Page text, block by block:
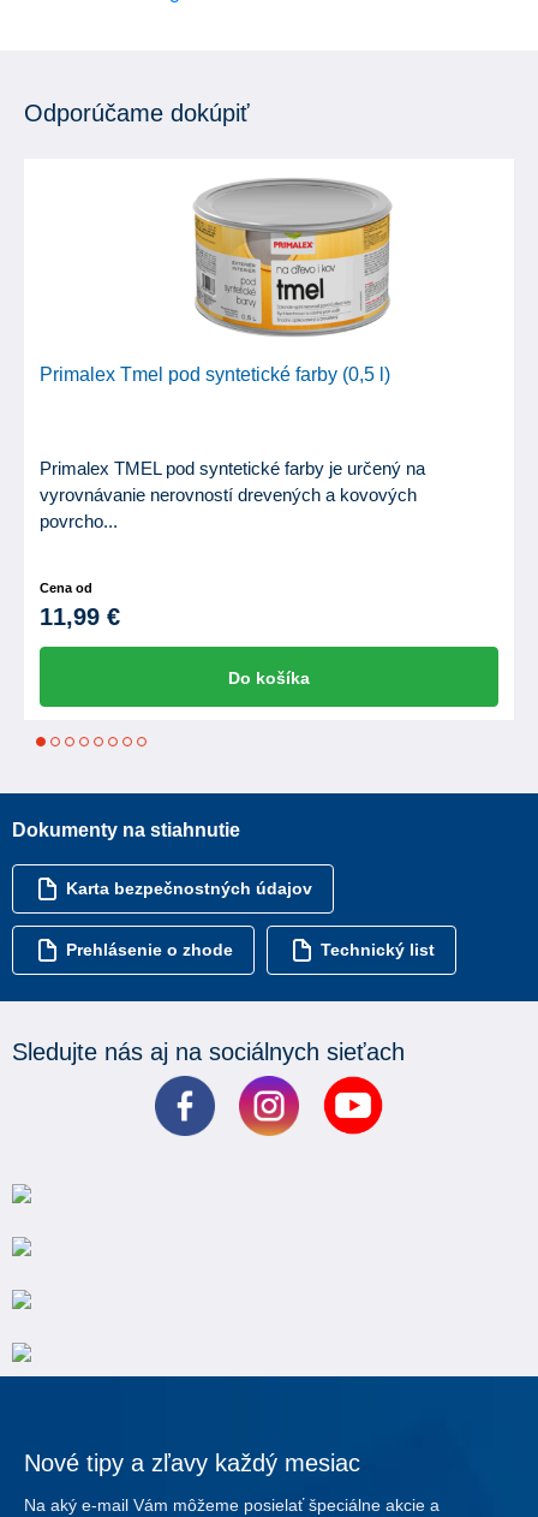
Odporúčame dokúpiť
Primalex Tmel pod syntetické farby (0,5 l)
Primalex TMEL pod syntetické farby je určený na
vyrovnávanie nerovností drevených a kovových
povrcho...
Cena od
11,99 €
Do košíka
1 2 3 4 5 6 7
Dokumenty na stiahnutie
Karta bezpečnostných údajov
Prehlásenie o zhode Technický list
Sledujte nás aj na sociálnych sieťach
Nové tipy a zľavy každý mesiac
Na aký e-mail Vám môžeme posielať špeciálne akcie a